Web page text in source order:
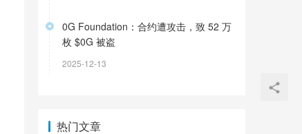
0G Foundation：合约遭攻击，致 52 万
枚 $0G 被盗
2025-12-13
热门文章